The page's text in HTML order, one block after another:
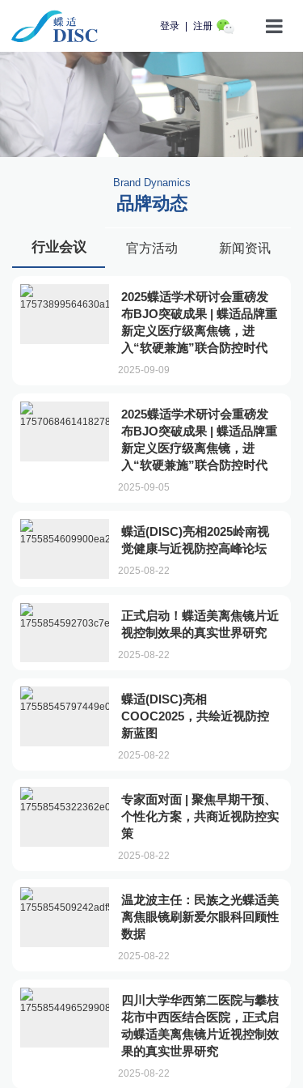
登录 注册
品牌动态
Brand Dynamics
行业会议 官方活动 新闻资讯
2025蝶适学术研讨会重磅发
布BJO突破成果 | 蝶适品牌重
新定义医疗级离焦镜，进
入“软硬兼施”联合防控时代
2025-09-09
2025蝶适学术研讨会重磅发
布BJO突破成果 | 蝶适品牌重
新定义医疗级离焦镜，进
入“软硬兼施”联合防控时代
2025-09-05
蝶适(DISC)亮相2025岭南视
觉健康与近视防控高峰论坛
2025-08-22
正式启动！蝶适美离焦镜片近
视控制效果的真实世界研究
2025-08-22
蝶适(DISC)亮相
COOC2025，共绘近视防控
新蓝图
2025-08-22
专家面对面 | 聚焦早期干预、
个性化方案，共商近视防控实
策
2025-08-22
温龙波主任：民族之光蝶适美
离焦眼镜刷新爱尔眼科回顾性
数据
2025-08-22
四川大学华西第二医院与攀枝
花市中西医结合医院，正式启
动蝶适美离焦镜片近视控制效
果的真实世界研究
2025-08-22